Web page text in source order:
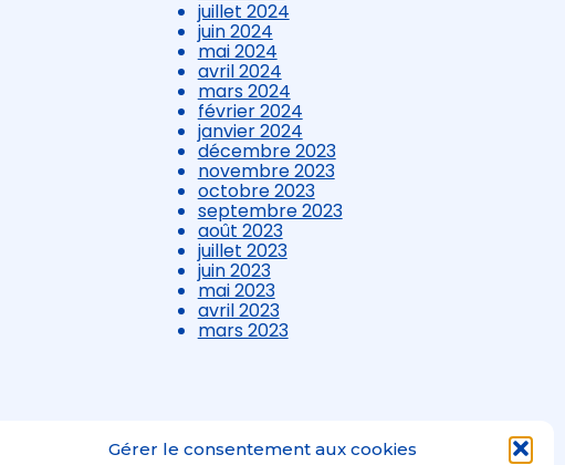
Gérer le consentement aux cookies
juillet 2024
juin 2024
mai 2024
avril 2024
mars 2024
février 2024
janvier 2024
décembre 2023
novembre 2023
octobre 2023
septembre 2023
août 2023
juillet 2023
juin 2023
mai 2023
avril 2023
mars 2023